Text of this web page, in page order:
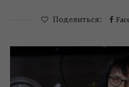
Поделиться: